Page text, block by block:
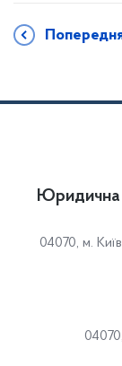
Юридична
04070, м.